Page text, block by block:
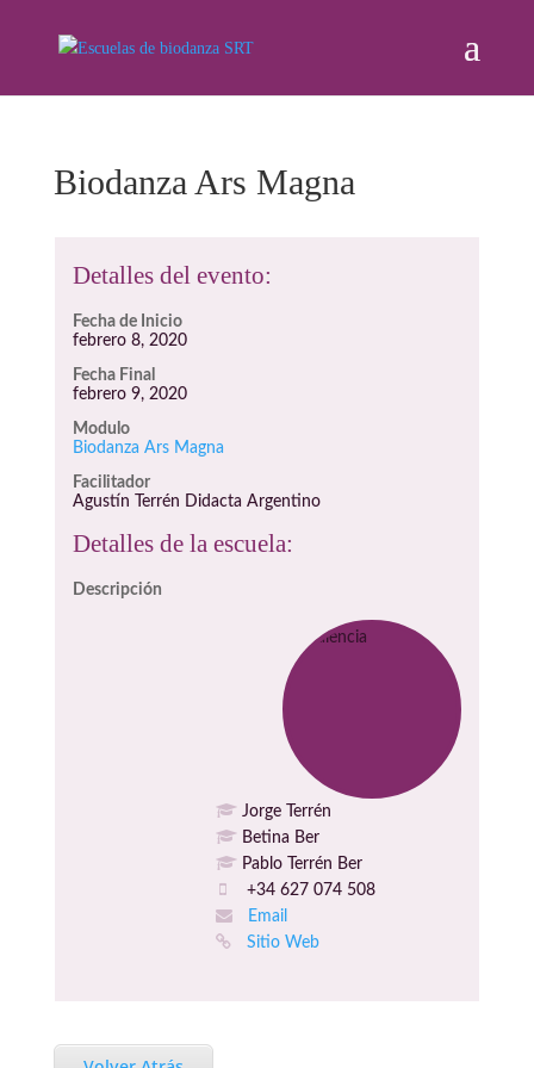
Biodanza Ars Magna
Detalles del evento:
Fecha de Inicio
febrero 8, 2020
Fecha Final
febrero 9, 2020
Modulo
Biodanza Ars Magna
Facilitador
Agustín Terrén Didacta Argentino
Detalles de la escuela:
Descripción
Jorge Terrén
Betina Ber
Pablo Terrén Ber
+34 627 074 508
Email
Sitio Web